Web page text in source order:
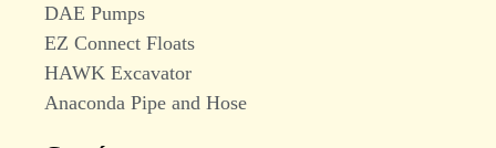
DAE Pumps
EZ Connect Floats
HAWK Excavator
Anaconda Pipe and Hose